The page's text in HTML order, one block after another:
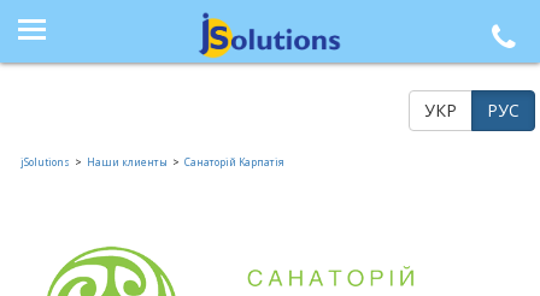
+38 (044) 564-77-33, +38 (095) 617-41-15, +38 (066) 986-85-23, +38 (073) 218-42-21
УКР РУС
jSolutions > Наши клиенты > Санаторій Kaрпатія